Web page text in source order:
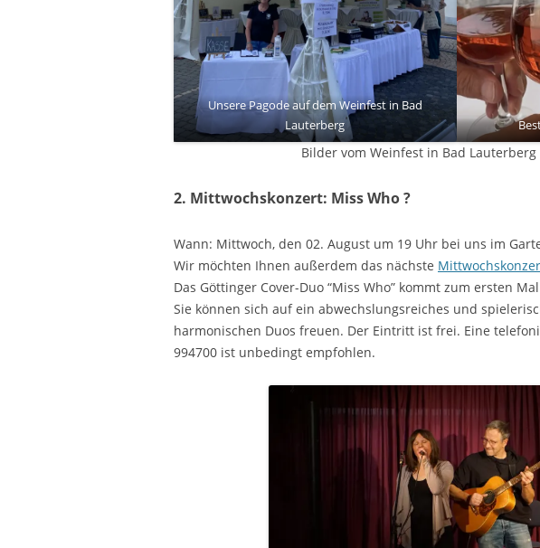
Unsere Pagode auf dem Weinfest in Bad
Lauterberg
Bilder vom Weinfest in Bad Lauterberg
2. Mittwochskonzert: Miss Who ?
Wann: Mittwoch, den 02. August um 19 Uhr bei uns im
Wir möchten Ihnen außerdem das nächste
Das Göttinger Cover-Duo “Miss Who” kommt zum ersten
Sie können sich auf ein abwechslungsreiches und
harmonischen Duos freuen. Der Eintritt ist frei. Eine
994700 ist unbedingt empfohlen.